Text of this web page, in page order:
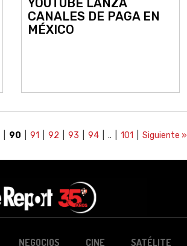
YOUTUBE LANZA
CANALES DE PAGA EN
MÉXICO
90 91 92 93 94 | .. | 101 Siguiente »
NEGOCIOS CINE SATÉLITE